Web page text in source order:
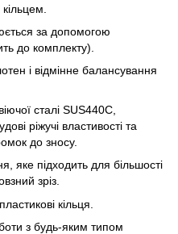
за допомогою
до комплекту).
і відмінне балансування
сталі SUS440C,
ріжучі властивості та
до зносу.
яке підходить для більшості
зріз.
кільця.
з будь-яким типом